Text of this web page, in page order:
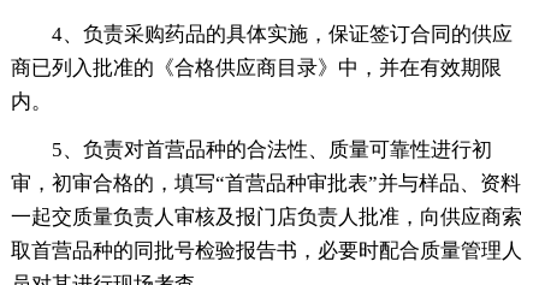
4、负责采购药品的具体实施，保证签订合同的供应
商已列入批准的《合格供应商目录》中，并在有效期限
内。
5、负责对首营品种的合法性、质量可靠性进行初
审，初审合格的，填写“首营品种审批表”并与样品、资料
一起交质量负责人审核及报门店负责人批准，向供应商索
取首营品种的同批号检验报告书，必要时配合质量管理人